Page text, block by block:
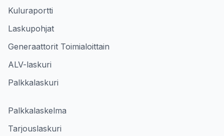
Kuluraportti
Laskupohjat
Generaattorit Toimialoittain
ALV-laskuri
Palkkalaskuri
Palkkalaskelma
Tarjouslaskuri